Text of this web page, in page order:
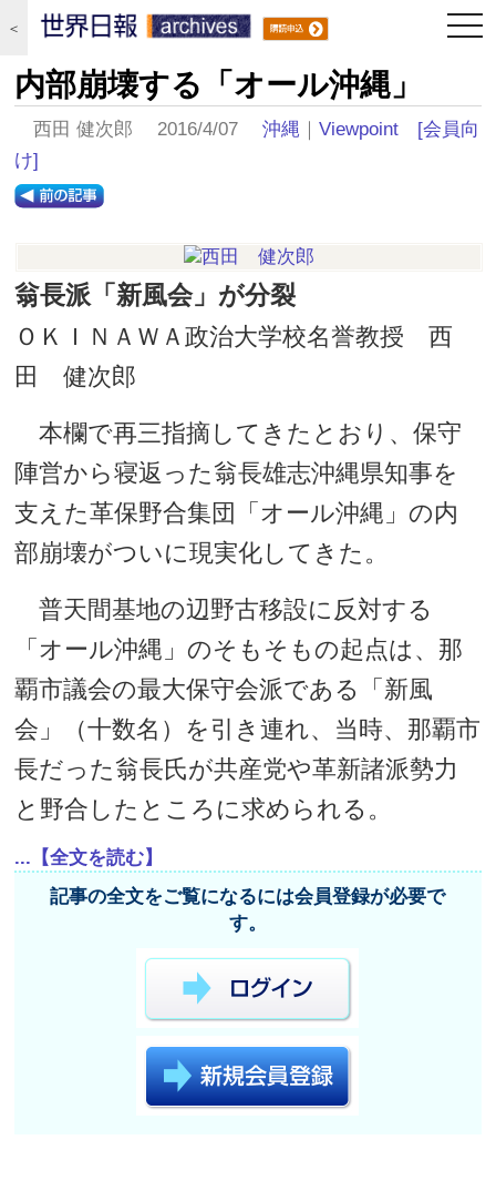
＜
内部崩壊する「オール沖縄」
西田 健次郎 2016/4/07沖縄 ｜Viewpoint
[会員向
け]
翁長派「新風会」が分裂
ＯＫＩＮＡＷＡ政治大学校名誉教授 西
田 健次郎
本欄で再三指摘してきたとおり、保守
陣営から寝返った翁長雄志沖縄県知事を
支えた革保野合集団「オール沖縄」の内
部崩壊がついに現実化してきた。
普天間基地の辺野古移設に反対する
「オール沖縄」のそもそもの起点は、那
覇市議会の最大保守会派である「新風
会」（十数名）を引き連れ、当時、那覇市
長だった翁長氏が共産党や革新諸派勢力
と野合したところに求められる。
...【全文を読む】
記事の全文をご覧になるには会員登録が必要で
す。